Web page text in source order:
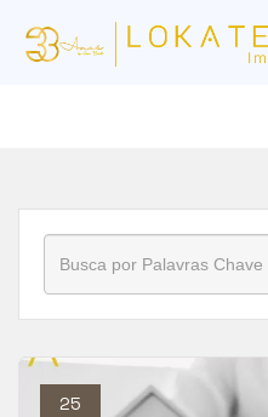
Início Blog » financiamento
25